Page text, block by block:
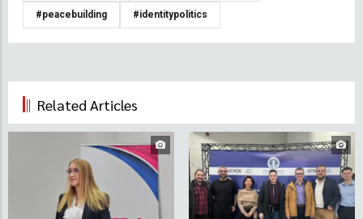
#peacebuilding #identitypolitics
Related Articles